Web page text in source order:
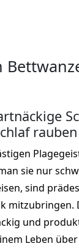
rauben
sie nur
sind
mitzubringen.
und
Leben über